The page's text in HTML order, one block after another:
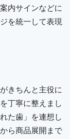
内サインなどに
を統一して表現
きちんと主役に
丁寧に整えまし
た歯」を連想し
ら商品展開まで